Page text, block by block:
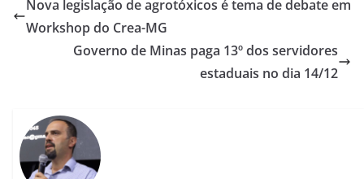
Nova legislação de agrotóxicos é tema de debate em
Workshop do Crea-MG
Governo de Minas paga 13º dos servidores
estaduais no dia 14/12